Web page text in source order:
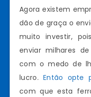
Agora existem
dão de graça o
muito investir,
enviar milhares
com o medo de
lucro. Então opte
com que esta